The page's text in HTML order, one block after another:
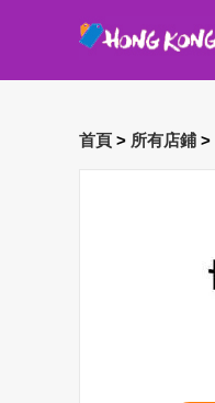
首頁 > 所有店鋪 >